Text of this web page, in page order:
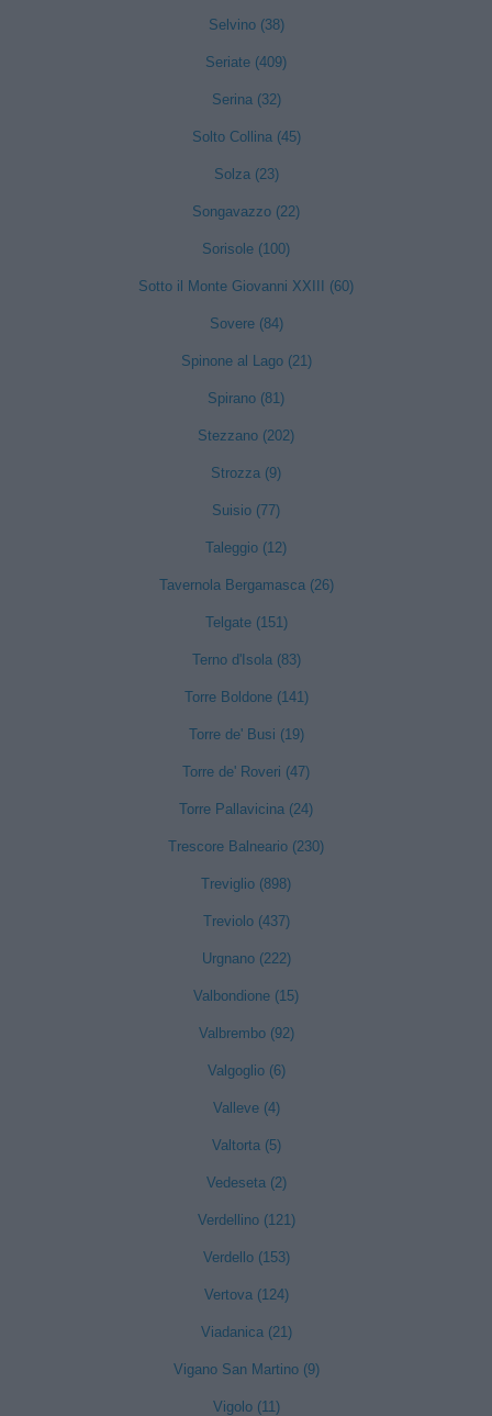
Selvino (38)
Seriate (409)
Serina (32)
Solto Collina (45)
Solza (23)
Songavazzo (22)
Sorisole (100)
Sotto il Monte Giovanni XXIII (60)
Sovere (84)
Spinone al Lago (21)
Spirano (81)
Stezzano (202)
Strozza (9)
Suisio (77)
Taleggio (12)
Tavernola Bergamasca (26)
Telgate (151)
Terno d'Isola (83)
Torre Boldone (141)
Torre de' Busi (19)
Torre de' Roveri (47)
Torre Pallavicina (24)
Trescore Balneario (230)
Treviglio (898)
Treviolo (437)
Urgnano (222)
Valbondione (15)
Valbrembo (92)
Valgoglio (6)
Valleve (4)
Valtorta (5)
Vedeseta (2)
Verdellino (121)
Verdello (153)
Vertova (124)
Viadanica (21)
Vigano San Martino (9)
Vigolo (11)